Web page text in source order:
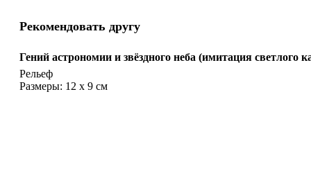
Рекомендовать другу
Гений астрономии и звёздного неба (имитация светлого
Рельеф
Размеры: 12 х 9 см